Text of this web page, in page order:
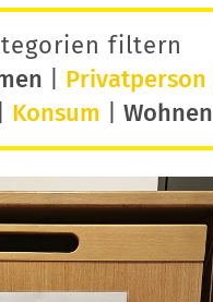
filtern
Privatperson
Konsum Wohnen